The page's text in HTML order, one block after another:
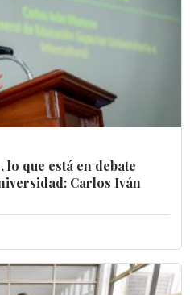
que está en debate
Carlos Iván